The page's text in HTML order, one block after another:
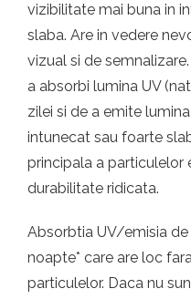
vizibilitate mai buna in
slaba. Are in vedere
vizual si de
a absorbi lumina UV
zilei si de a emite
intunecat sau foarte
principala a particulelor
durabilitate ridicata.
Absorbtia UV/emisia
noapte* care are loc
particulelor. Daca nu